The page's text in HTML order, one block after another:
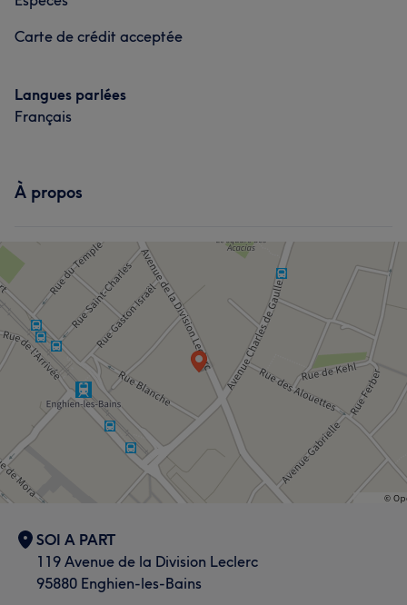
Carte de crédit acceptée
Langues parlées
Français
À propos
SOI A PART
119 Avenue de la Division Leclerc
95880 Enghien-les-Bains